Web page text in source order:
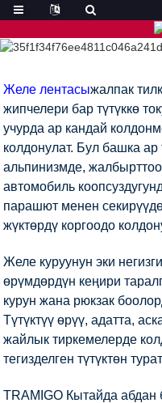
Желе лентасыжалпак
жипчелери бар түтүккө
учурда ар кандай
колдонулат. Бул башка
альпинизмде,
автомобиль
парашют менен
жүктөрдү коргоодо
Желе куруунун эки
өрүмдөрдүн кеңири
курун жана рюкзак
Түтүктүү өрүү, адатта,
жайлык тиркемелерде
тегизделген түтүктөн
TRAMIGO Кытайда абдан